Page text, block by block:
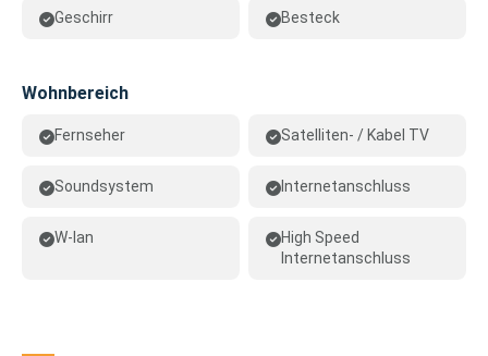
Geschirr Besteck
Wohnbereich
Fernseher Satelliten- / Kabel TV
Soundsystem Internetanschluss
W-lan
High Speed
Internetanschluss